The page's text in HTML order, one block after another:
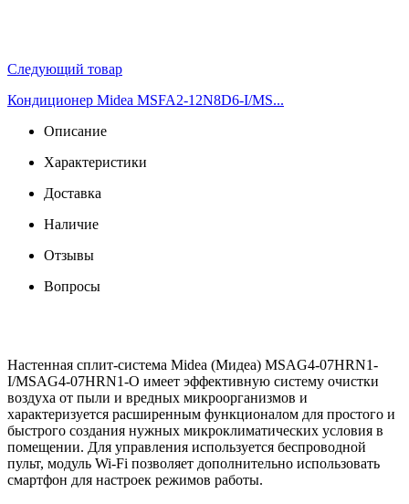
Следующий товар
Кондиционер Midea MSFA2-12N8D6-I/MS...
Описание
Характеристики
Доставка
Наличие
Отзывы
Вопросы
Настенная сплит-система Midea (Мидеа) MSAG4-07HRN1-
I/MSAG4-07HRN1-O имеет эффективную систему очистки
воздуха от пыли и вредных микроорганизмов и
характеризуется расширенным функционалом для простого и
быстрого создания нужных микроклиматических условия в
помещении. Для управления используется беспроводной
пульт, модуль Wi-Fi позволяет дополнительно использовать
смартфон для настроек режимов работы.